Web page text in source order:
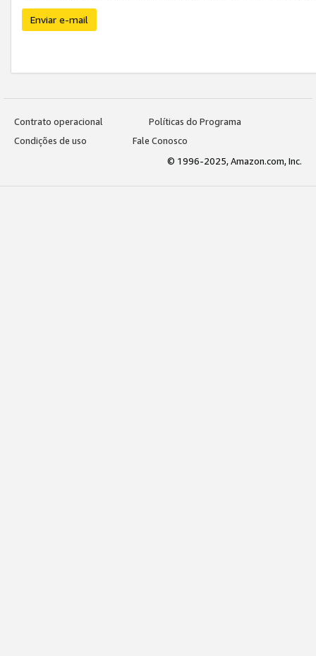
Enviar e-mail
Contrato operacional
Políticas do Programa
Condições de uso
Fale Conosco
© 1996-2025, Amazon.com, Inc.